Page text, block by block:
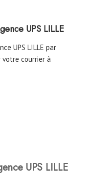
UPS LILLE
UPS LILLE par
votre courrier à
UPS LILLE